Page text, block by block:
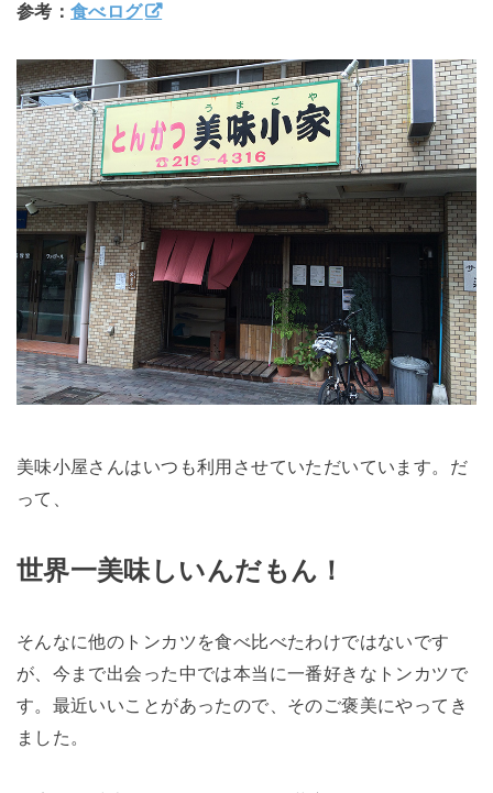
参考：食べログ
美味小屋さんはいつも利用させていただいています。だ
って、
世界一美味しいんだもん！
そんなに他のトンカツを食べ比べたわけではないです
が、今まで出会った中では本当に一番好きなトンカツで
す。最近いいことがあったので、そのご褒美にやってき
ました。